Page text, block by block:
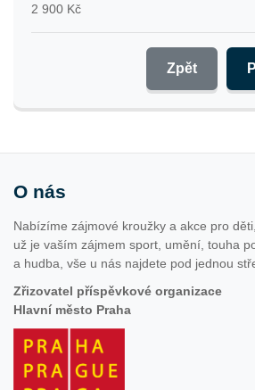
2 900 Kč
Zpět
O nás
Nabízíme zájmové kroužky a akce pro
už je vaším zájmem sport, umění, touha
a hudba, vše u nás najdete pod jednou
Zřizovatel příspěvkové organizace
Hlavní město Praha